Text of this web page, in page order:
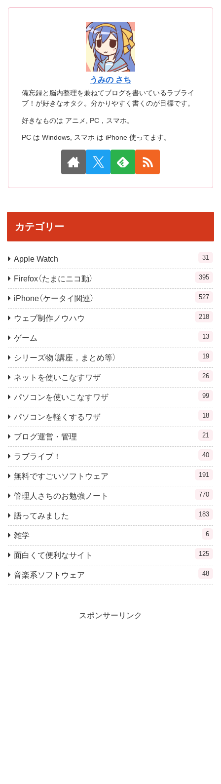
うみの さち
備忘録と脳内整理を兼ねてブログを書いているラブライ
ブ！が好きなオタク。分かりやすく書くのが目標です。
好きなものは アニメ, PC，スマホ。
PC は Windows, スマホ は iPhone 使ってます。
カテゴリー
Apple Watch 31
Firefox（たまにニコ動） 395
iPhone（ケータイ関連） 527
ウェブ制作ノウハウ 218
ゲーム 13
シリーズ物（講座，まとめ等） 19
ネットを使いこなすワザ 26
パソコンを使いこなすワザ 99
パソコンを軽くするワザ 18
ブログ運営・管理 21
ラブライブ！ 40
無料ですごいソフトウェア 191
管理人さちのお勉強ノート 770
語ってみました 183
雑学 6
面白くて便利なサイト 125
音楽系ソフトウェア 48
スポンサーリンク